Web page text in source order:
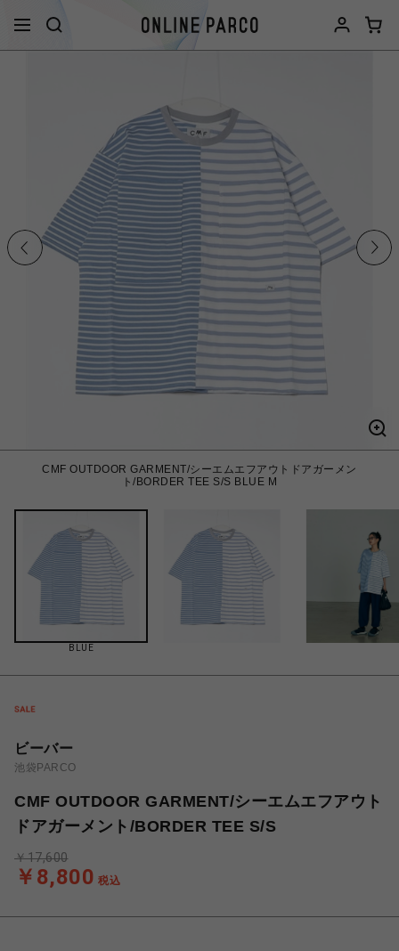
CMF OUTDOOR GARMENT/シーエムエフアウトドアガーメン
ト/BORDER TEE S/S BLUE M
BLUE
ビーバー
池袋PARCO
CMF OUTDOOR GARMENT/シーエムエフアウト
ドアガーメント/BORDER TEE S/S
￥8,800 税込
￥17,600